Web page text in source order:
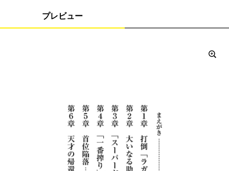
プレビュー